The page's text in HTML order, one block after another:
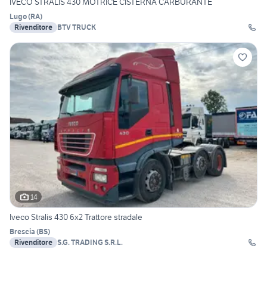
Lugo(RA)
Rivenditore BTV TRUCK
14
Iveco Stralis 430 6x2 Trattore stradale
Brescia (BS)
Rivenditore S.G. TRADING S.R.L.